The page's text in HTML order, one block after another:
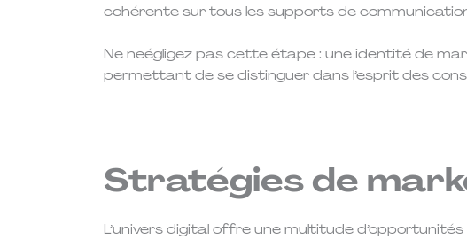
cohérente sur tous les supports de
Ne neégligez pas cette étape : une identité de
permettant de se distinguer dans l’esprit des
Stratégies de
L’univers digital offre une multitude